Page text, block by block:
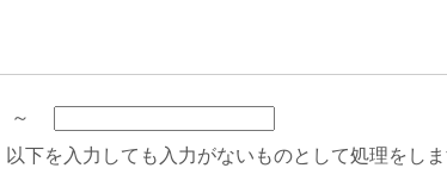
下を入力しても入力がないものとして処理をし